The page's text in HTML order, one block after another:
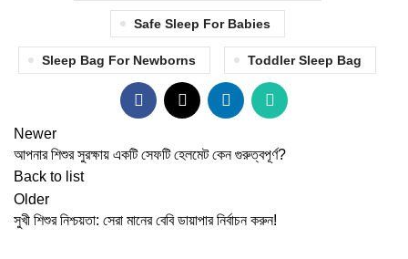
Safe Sleep For Babies
Sleep Bag For Newborns Toddler Sleep Bag
Newer
আপনার শিশুর সুরক্ষায় একটি সেফটি হেলমেট কেন গুরুত্বপূর্ণ?
Back to list
Older
সুখী শিশুর নিশ্চয়তা: সেরা মানের বেবি ডায়াপার নির্বাচন করুন!